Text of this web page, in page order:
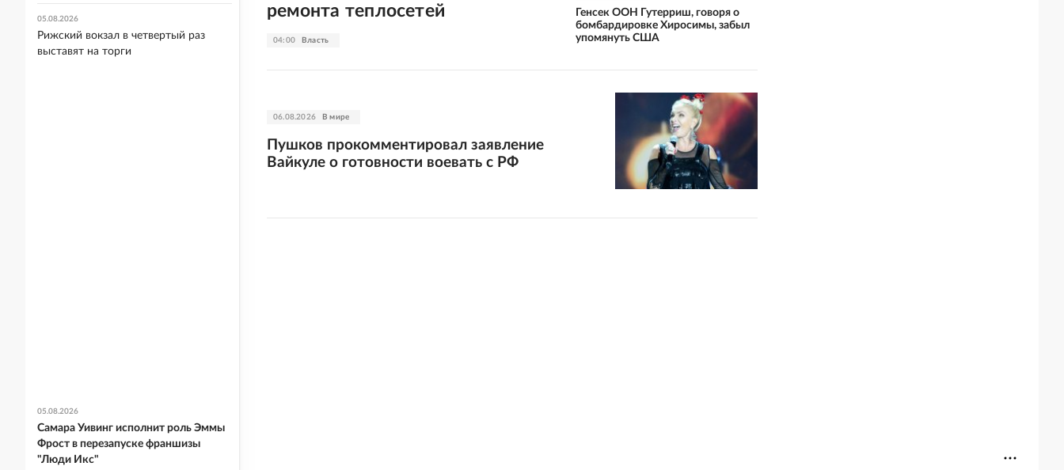
04:00 Власть
ремонта теплосетей
Генсек ООН Гутерриш, говоря о
бомбардировке Хиросимы, забыл
упомянуть США
06.08.2026 В мире
Пушков прокомментировал заявление
Вайкуле о готовности воевать с РФ
05.08.2026
Рижский вокзал в четвертый раз
выставят на торги
05.08.2026
Самара Уивинг исполнит роль Эммы
Фрост в перезапуске франшизы
"Люди Икс"